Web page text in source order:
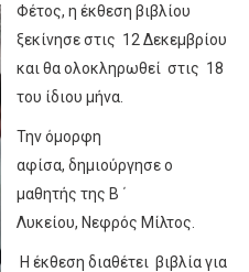
Φέτος, η έκθεση βιβλίου
ξεκίνησε στις 12 Δεκεμβρίου
και θα ολοκληρωθεί στις 18
του ίδιου μήνα.
Την όμορφη
αφίσα, δημιούργησε ο
μαθητής της Β ΄
Λυκείου, Νεφρός Μίλτος.
Η έκθεση διαθέτει βιβλία για